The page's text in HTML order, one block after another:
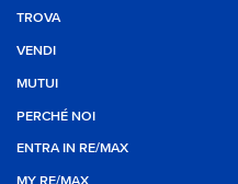
TROVA
VENDI
MUTUI
PERCHÉ NOI
ENTRA IN RE/MAX